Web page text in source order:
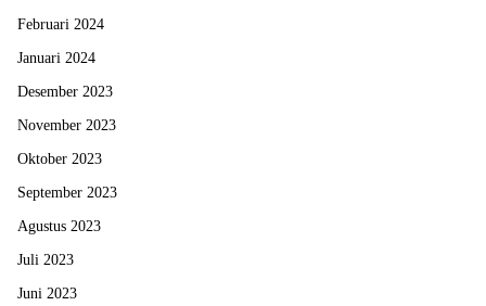
Februari 2024
Januari 2024
Desember 2023
November 2023
Oktober 2023
September 2023
Agustus 2023
Juli 2023
Juni 2023